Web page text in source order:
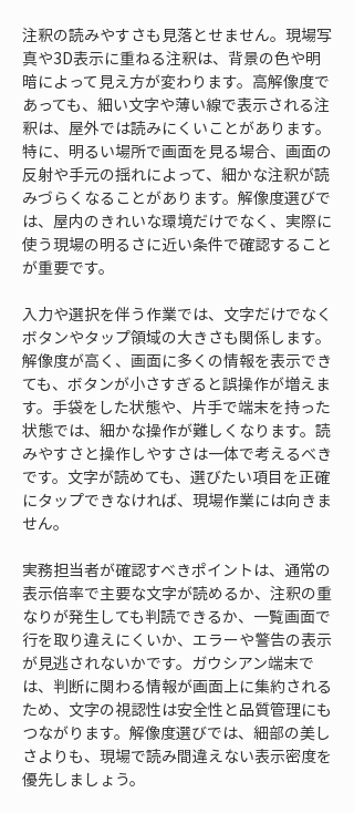
注釈の読みやすさも見落とせません。現場写
真や3D表示に重ねる注釈は、背景の色や明
暗によって見え方が変わります。高解像度で
あっても、細い文字や薄い線で表示される注
釈は、屋外では読みにくいことがあります。
特に、明るい場所で画面を見る場合、画面の
反射や手元の揺れによって、細かな注釈が読
みづらくなることがあります。解像度選びで
は、屋内のきれいな環境だけでなく、実際に
使う現場の明るさに近い条件で確認すること
が重要です。
入力や選択を伴う作業では、文字だけでなく
ボタンやタップ領域の大きさも関係します。
解像度が高く、画面に多くの情報を表示でき
ても、ボタンが小さすぎると誤操作が増えま
す。手袋をした状態や、片手で端末を持った
状態では、細かな操作が難しくなります。読
みやすさと操作しやすさは一体で考えるべき
です。文字が読めても、選びたい項目を正確
にタップできなければ、現場作業には向きま
せん。
実務担当者が確認すべきポイントは、通常の
表示倍率で主要な文字が読めるか、注釈の重
なりが発生しても判読できるか、一覧画面で
行を取り違えにくいか、エラーや警告の表示
が見逃されないかです。ガウシアン端末で
は、判断に関わる情報が画面上に集約される
ため、文字の視認性は安全性と品質管理にも
つながります。解像度選びでは、細部の美し
さよりも、現場で読み間違えない表示密度を
優先しましょう。